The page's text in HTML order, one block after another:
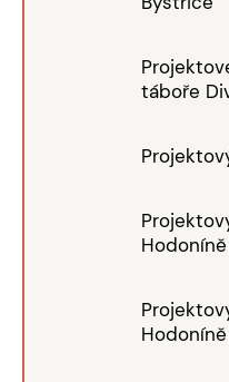
táboře
Hodoníně
Hodoníně